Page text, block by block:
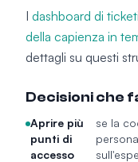
I dashboard di
della capienza in
dettagli su questi
Decisioni che
Aprire più
punti di
accesso
se la